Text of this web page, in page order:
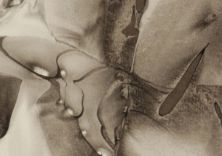
Дискуссия
Пост-релиз
Пресс-конференция
Маркет
Ярмарка
Интервью
Open call
Экскурсия
Дискуссия
Cosmoscow 2024
Blazar 2024
Встречи
Круглый стол